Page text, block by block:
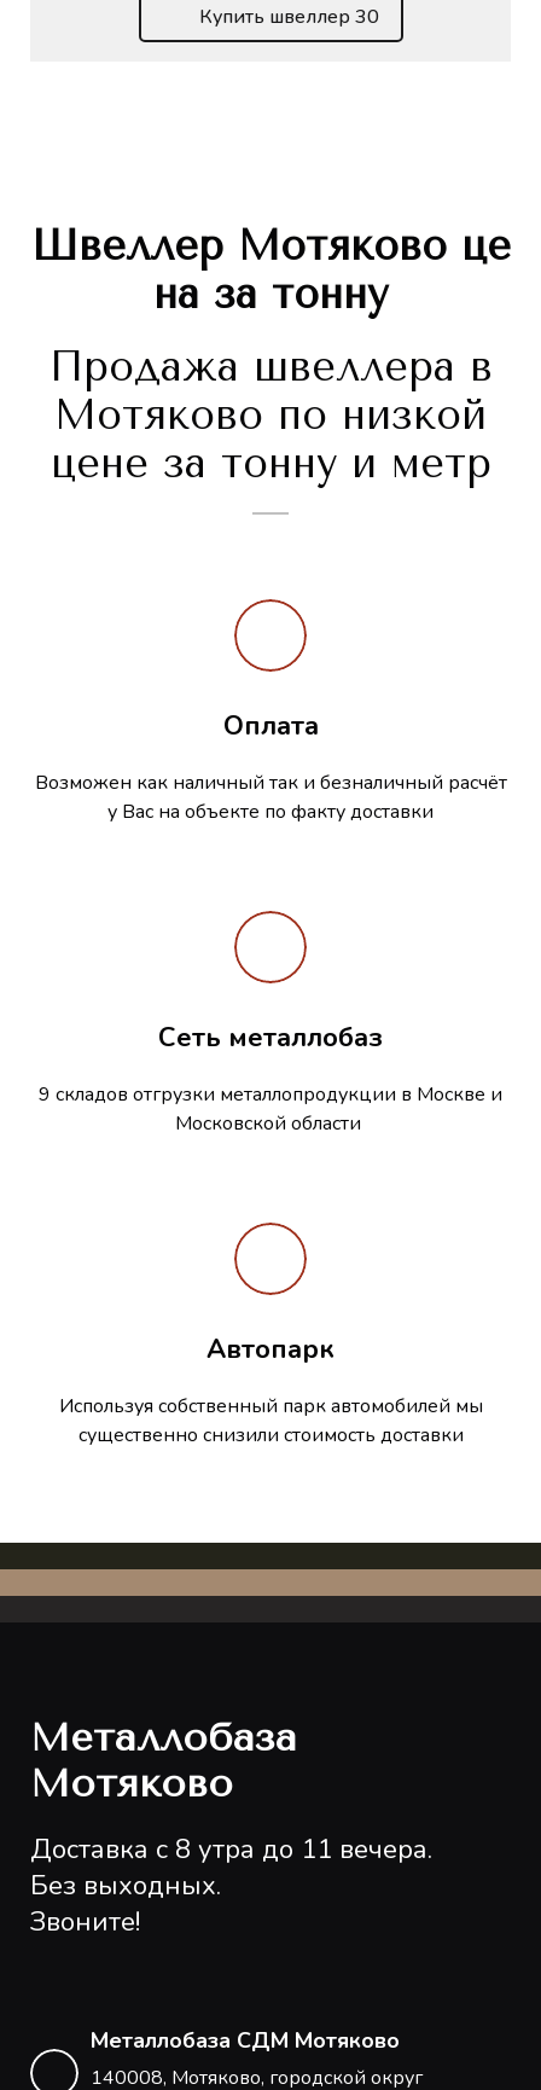
Купить швеллер 30
ШвеллерМотяково це
на за тонну
Продажа швеллера в
Мотяково по низкой
цене за тонну и метр
Оплата
Возможен как наличный так и безналичный расчёт
у Вас на объекте по факту доставки
Сеть металлобаз
9 складов отгрузки металлопродукции в Москве и
Московской области
Автопарк
Используя собственный парк автомобилей мы
существенно снизили стоимость доставки
Металлобаза
Мотяково
Доставка с 8 утра до 11 вечера.
Без выходных.
Звоните!
Металлобаза СДМ Мотяково
140008, Мотяково, городской округ